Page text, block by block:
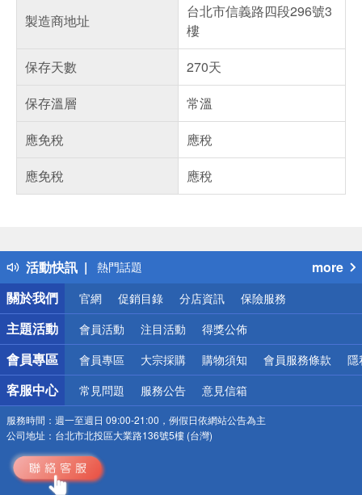
製造商地址
台北市信義路四段296號3
樓
保存天數
270天
保存溫層
常溫
應免稅
應稅
應免稅
應稅
活動快訊
得獎公告
熱門話題
銀行優惠
偏遠地區配送
詐騙網頁！請小心！
more
關於我們
官網 促銷目錄 分店資訊 保險服務
主題活動 會員活動 注目活動 得獎公佈
會員專區 會員專區 大宗採購 購物須知 會員服務條款 隱
客服中心 常見問題 服務公告 意見信箱
服務時間： 週一至週日 09:00-21:00，例假日依網站公告為主
公司地址： 台北市北投區大業路136號5樓 (台灣)